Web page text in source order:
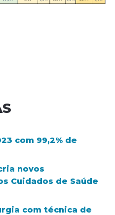
com 99,2% de
novos
Cuidados de Saúde
com técnica de